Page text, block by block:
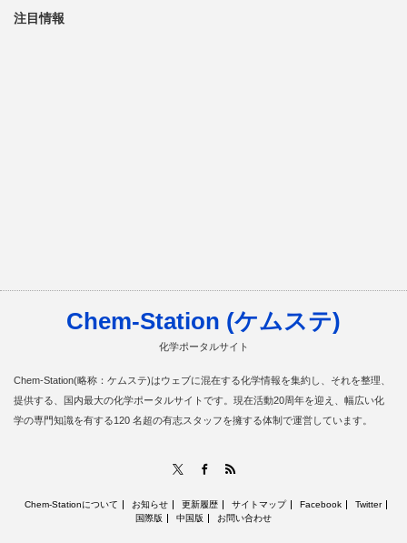
注目情報
Chem-Station (ケムステ)
化学ポータルサイト
Chem-Station(略称：ケムステ)はウェブに混在する化学情報を集約し、それを整理、
提供する、国内最大の化学ポータルサイトです。現在活動20周年を迎え、幅広い化
学の専門知識を有する120 名超の有志スタッフを擁する体制で運営しています。
Facebook
Chem-Stationについて お知らせ 更新履歴 サイトマップ Facebook
Twitter
国際版
中国版 お問い合わせ